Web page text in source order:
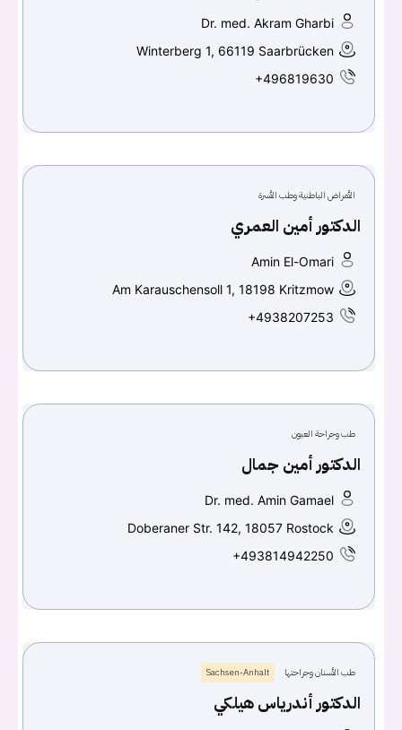
Dr. med. Akram Gharbi
Winterberg 1, 66119 Saarbrücken
+496819630
الأمراض الباطنية وطب الأسرة
الدكتور أمين العمري
Amin El-Omari
Am Karauschensoll 1, 18198 Kritzmow
+4938207253
طب وجراحة العيون
الدكتور أمين جمال
Dr. med. Amin Gamael
Doberaner Str. 142, 18057 Rostock
+493814942250
طب الأسنان وجراحتها Sachsen-Anhalt
الدكتور أندرياس هيلكي